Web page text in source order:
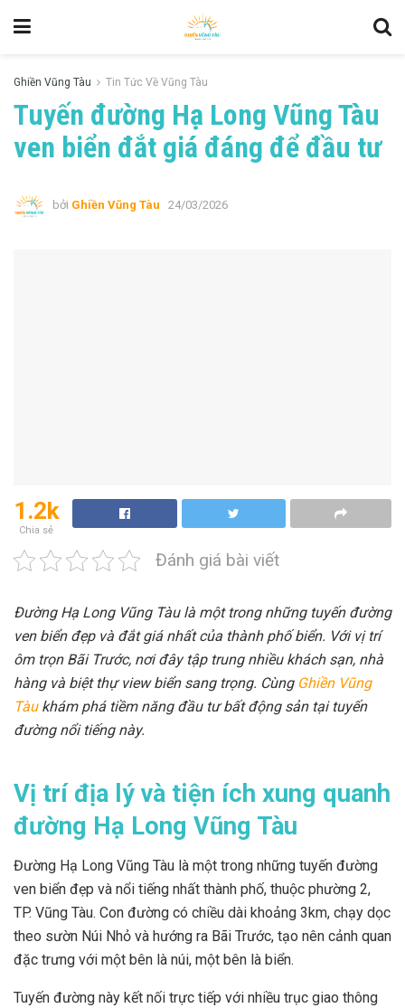
Ghiền Vũng Tàu Tin Tức Về Vũng Tàu
Tuyến đường Hạ Long Vũng Tàu
ven biển đắt giá đáng để đầu tư
bởi Ghiền Vũng Tàu 24/03/2026
1.2k
Chia sẻ
Đánh giá bài viết
Đường Hạ Long Vũng Tàu là một trong những tuyến đường
ven biển đẹp và đắt giá nhất của thành phố biển. Với vị trí
ôm trọn Bãi Trước, nơi đây tập trung nhiều khách sạn, nhà
hàng và biệt thự view biển sang trọng. Cùng Ghiền Vũng
Tàukhám phá tiềm năng đầu tư bất động sản tại tuyến
đường nổi tiếng này.
Vị trí địa lý và tiện ích xung quanh
đường Hạ Long Vũng Tàu
Đường Hạ Long Vũng Tàu là một trong những tuyến đường
ven biển đẹp và nổi tiếng nhất thành phố, thuộc phường 2,
TP. Vũng Tàu. Con đường có chiều dài khoảng 3km, chạy dọc
theo sườn Núi Nhỏ và hướng ra Bãi Trước, tạo nên cảnh quan
đặc trưng với một bên là núi, một bên là biển.
Tuyến đường này kết nối trực tiếp với nhiều trục giao thông